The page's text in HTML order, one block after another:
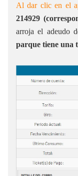
Al dar clic en el
214929
arroja el adeudo
parque tiene una